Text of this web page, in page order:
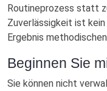
Routineprozess statt
Zuverlässigkeit ist
Ergebnis
Beginnen Sie
Sie können nicht